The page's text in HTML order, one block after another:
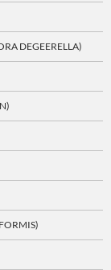
DEGEERELLA)